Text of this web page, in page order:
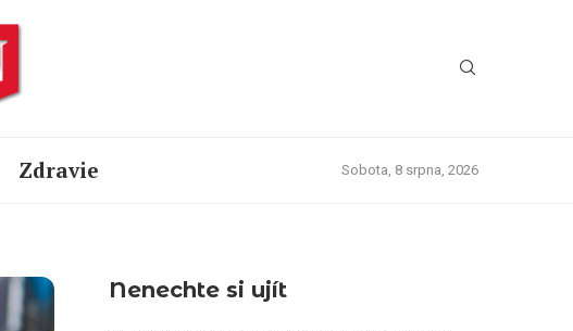
Zdravie Sobota, 8 srpna, 2026
Nenechte si ujít